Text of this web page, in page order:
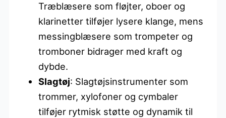
Træblæsere som fløjter, oboer og
klarinetter tilføjer lysere klange, mens
messingblæsere som trompeter og
tromboner bidrager med kraft og
dybde.
Slagtøj: Slagtøjsinstrumenter som
trommer, xylofoner og cymbaler
tilføjer rytmisk støtte og dynamik til